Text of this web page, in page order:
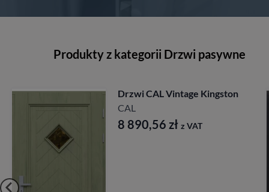
Produkty z kategorii Drzwi pasywne
Drzwi CAL Rycerska
Longinus
CAL